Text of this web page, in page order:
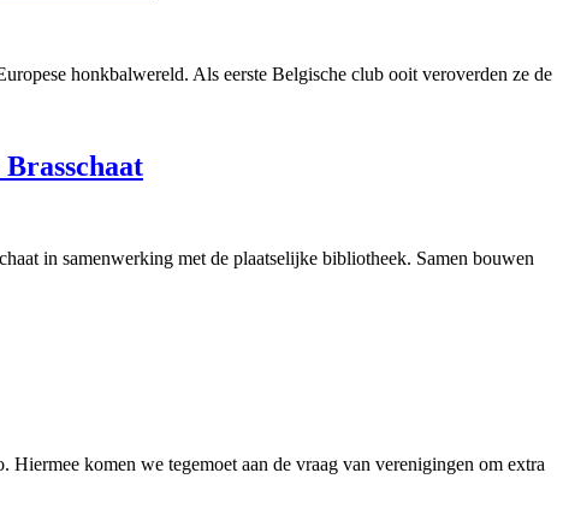
honkbalwereld. Als eerste Belgische club ooit veroverden ze de
in samenwerking met de plaatselijke bibliotheek. Samen bouwen
komen we tegemoet aan de vraag van verenigingen om extra